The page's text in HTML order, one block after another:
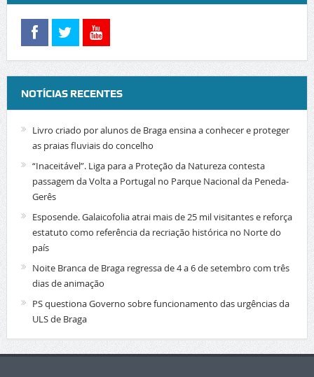
NOTÍCIAS RECENTES
Livro criado por alunos de Braga ensina a conhecer e proteger
as praias fluviais do concelho
“Inaceitável”. Liga para a Proteção da Natureza contesta
passagem da Volta a Portugal no Parque Nacional da Peneda-
Gerês
Esposende. Galaicofolia atrai mais de 25 mil visitantes e reforça
estatuto como referência da recriação histórica no Norte do
país
Noite Branca de Braga regressa de 4 a 6 de setembro com três
dias de animação
PS questiona Governo sobre funcionamento das urgências da
ULS de Braga